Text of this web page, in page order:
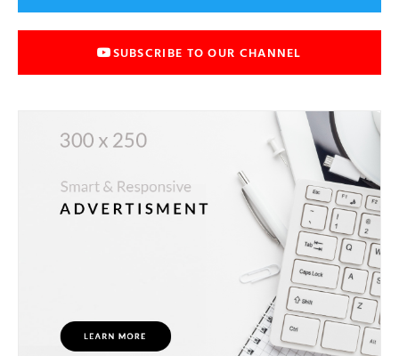
SUBSCRIBE TO OUR CHANNEL